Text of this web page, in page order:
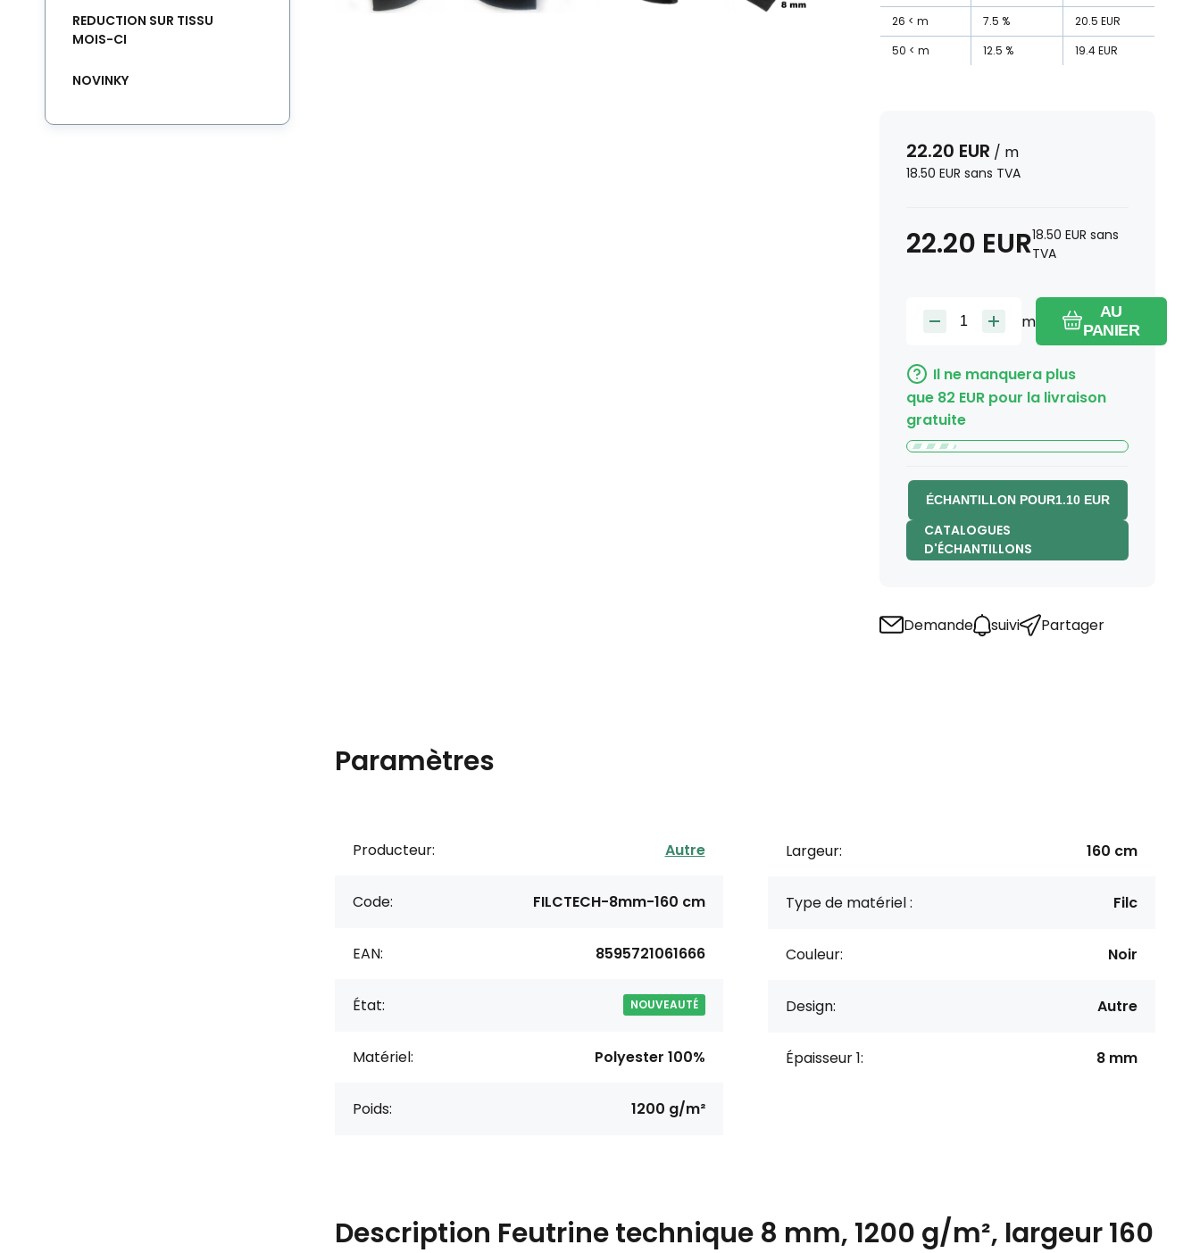
26
m 7.5 % 20.5 EUR
50
m 12.5 % 19.4EUR
22.20 EUR / m
18.50 EUR sans TVA
22.20 EUR18.50 EUR sans
TVA
m
AU
PANIER
Il ne manquera plus
que 82 EUR pour la livraison
gratuite
ÉCHANTILLON POUR1.10 EUR
CATALOGUES
D'ÉCHANTILLONS
Demande suivi Partager
Paramètres
Producteur: Autre
Code: FILCTECH-8mm-160 cm
EAN: 8595721061666
État: NOUVEAUTÉ
Matériel: Polyester 100%
Poids: 1200 g/m²
Largeur: 160 cm
Type de matériel : Filc
Couleur: Noir
Design: Autre
Épaisseur 1: 8 mm
Description Feutrine technique 8 mm, 1200 g/m², largeur 160
REDUCTION SUR TISSU
MOIS-CI
NOVINKY